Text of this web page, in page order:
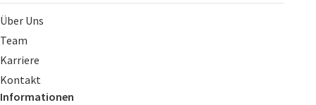
Über Uns
Team
Karriere
Kontakt
Informationen